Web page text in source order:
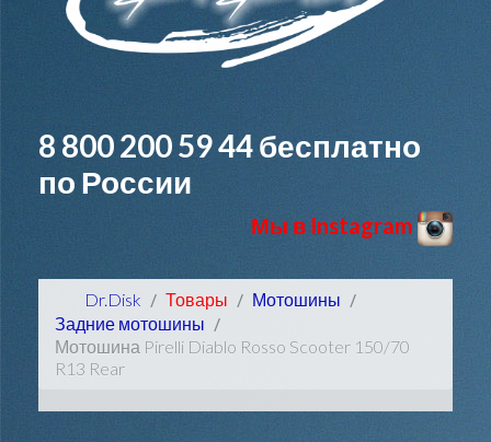
8 800 200 59 44бесплатно
по России
Мы в Instagram
Dr.Disk Товары
Мотошины
Задние мотошины
Мотошина Pirelli Diablo Rosso Scooter 150/70
R13 Rear